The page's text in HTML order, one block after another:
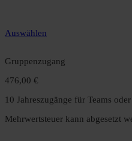
Auswählen
Gruppenzugang
476,00 €
10 Jahreszugänge für Teams
Mehrwertsteuer kann abgesetzt